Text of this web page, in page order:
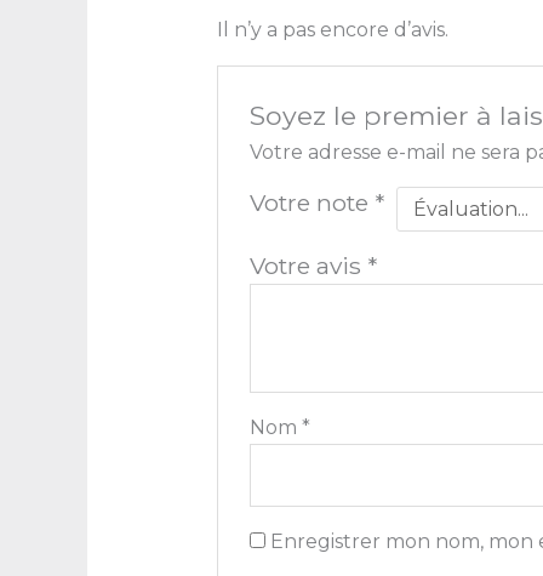
Il n’y a pas encore d’avis.
Soyez le premier à
Votre adresse e-mail ne sera
Votre note *
Votre avis *
Nom*
Enregistrer mon nom,